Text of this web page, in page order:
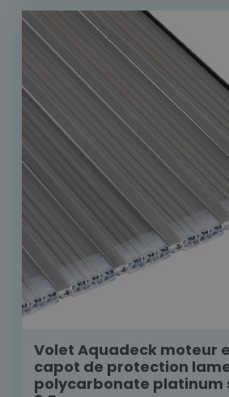
Volet Aquadeck moteur
capot de protection
polycarbonate platinum